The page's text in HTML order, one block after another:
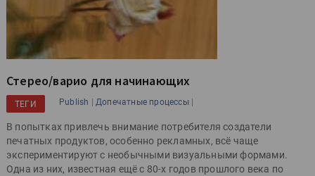
Стерео/варио для начинающих
ТЕГИ Publish |Допечатные процессы|
В попытках привлечь внимание потребителя создатели
печатных продуктов, особенно рекламных, всё чаще
экспериментируют с необычными визуальными формами.
Одна из них, известная ещё с 80-х годов прошлого века по